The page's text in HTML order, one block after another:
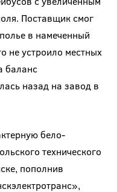
Поставщик смог
в намеченный
не устроило местных
баланс
назад на завод в
бело-
технического
пополнив